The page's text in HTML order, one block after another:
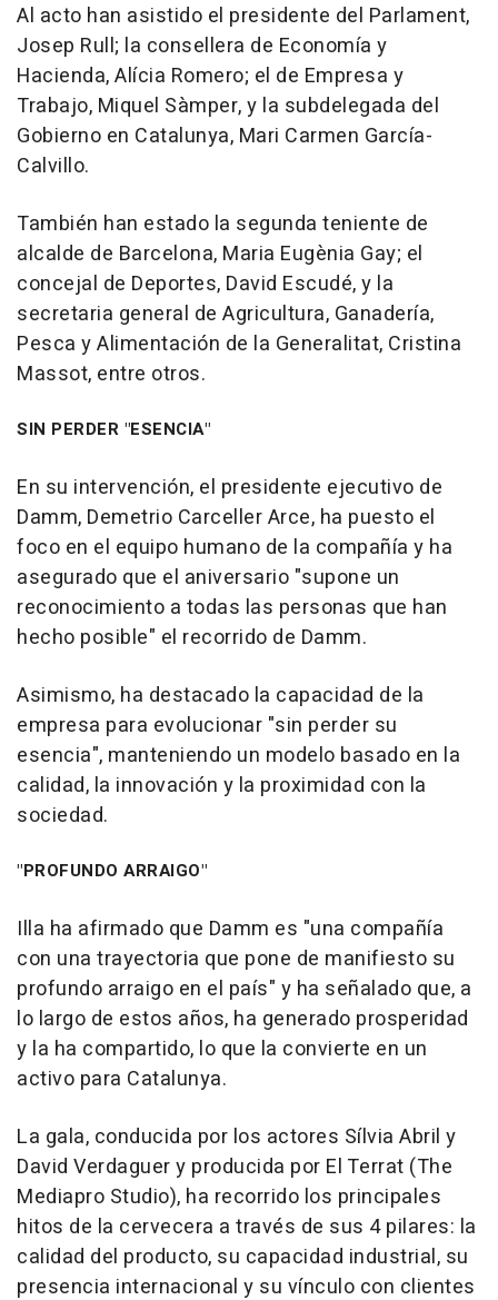
Al acto han asistido el presidente del Parlament,
Josep Rull; la consellera de Economía y
Hacienda, Alícia Romero; el de Empresa y
Trabajo, Miquel Sàmper, y la subdelegada del
Gobierno en Catalunya, Mari Carmen García-
Calvillo.
También han estado la segunda teniente de
alcalde de Barcelona, Maria Eugènia Gay; el
concejal de Deportes, David Escudé, y la
secretaria general de Agricultura, Ganadería,
Pesca y Alimentación de la Generalitat, Cristina
Massot, entre otros.
SIN PERDER "ESENCIA"
En su intervención, el presidente ejecutivo de
Damm, Demetrio Carceller Arce, ha puesto el
foco en el equipo humano de la compañía y ha
asegurado que el aniversario "supone un
reconocimiento a todas las personas que han
hecho posible" el recorrido de Damm.
Asimismo, ha destacado la capacidad de la
empresa para evolucionar "sin perder su
esencia", manteniendo un modelo basado en la
calidad, la innovación y la proximidad con la
sociedad.
"PROFUNDO ARRAIGO"
Illa ha afirmado que Damm es "una compañía
con una trayectoria que pone de manifiesto su
profundo arraigo en el país" y ha señalado que, a
lo largo de estos años, ha generado prosperidad
y la ha compartido, lo que la convierte en un
activo para Catalunya.
La gala, conducida por los actores Sílvia Abril y
David Verdaguer y producida por El Terrat (The
Mediapro Studio), ha recorrido los principales
hitos de la cervecera a través de sus 4 pilares: la
calidad del producto, su capacidad industrial, su
presencia internacional y su vínculo con clientes